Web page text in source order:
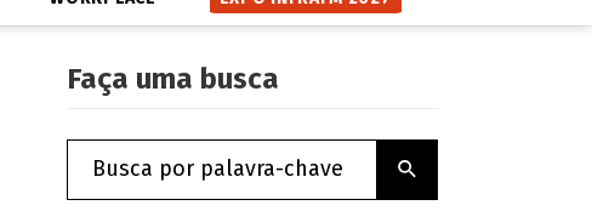
Faça uma busca